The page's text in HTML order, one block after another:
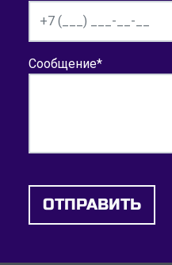
Сообщение*
ОТПРАВИТЬ